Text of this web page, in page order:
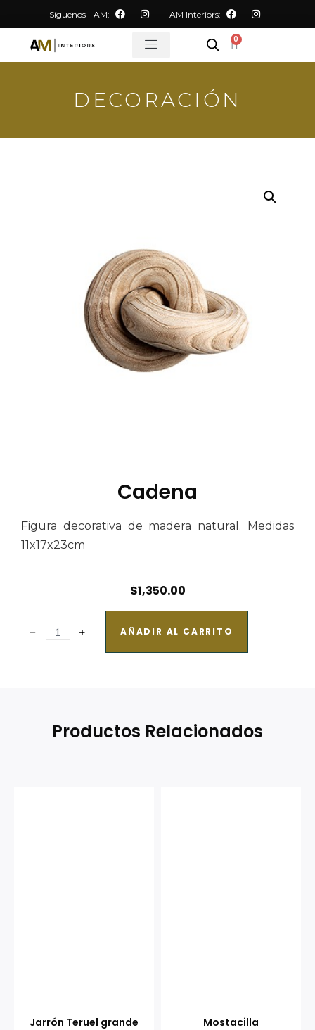
Síguenos - AM: AM Interiors:
0
DECORACIÓN
Cadena
Figura decorativa de madera natural. Medidas
11x17x23cm
$1,350.00
AÑADIR AL CARRITO
Productos Relacionados
Jarrón Teruel grande Mostacilla